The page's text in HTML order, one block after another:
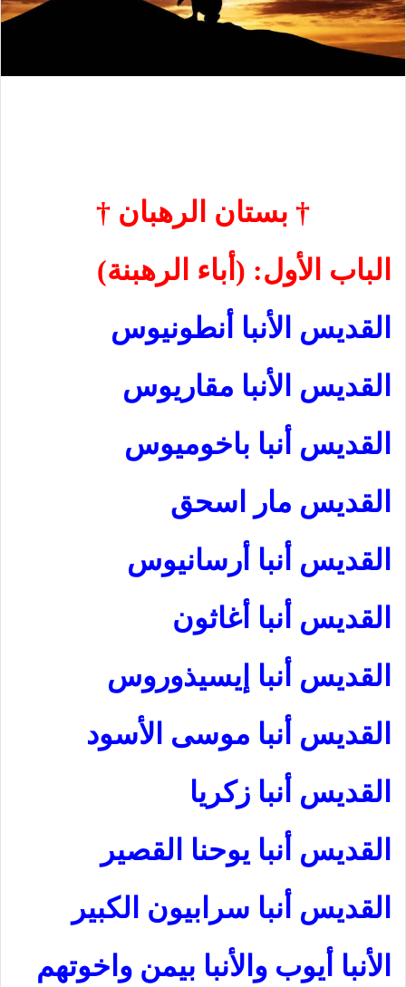
† بستان الرهبان †
الباب الأول: (أباء الرهبنة)
القديس الأنبا أنطونيوس
القديس الأنبا مقاريوس
القديس أنبا باخوميوس
القديس مار اسحق
القديس أنبا أرسانيوس
القديس أنبا أغاثون
القديس أنبا إيسيذوروس
القديس أنبا موسى الأسود
القديس أنبا زكريا
القديس أنبا يوحنا القصير
القديس أنبا سرابيون الكبير
الأنبا أيوب والأنبا بيمن واخوتهم